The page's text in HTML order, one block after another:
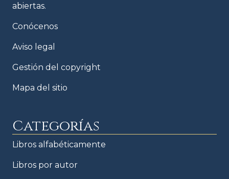
abiertas.
Conócenos
Aviso legal
Gestión del copyright
Mapa del sitio
Categorías
Libros alfabéticamente
Libros por autor